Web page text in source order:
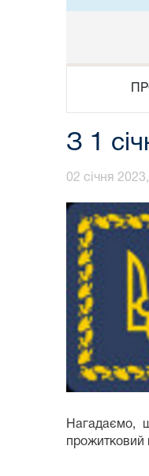
З 1
02 січня
Нагадаємо,
прожитковий